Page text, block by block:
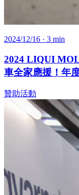
2024/12/16 · 3 min
2024 LIQUI
車全家應援！年
贊助活動